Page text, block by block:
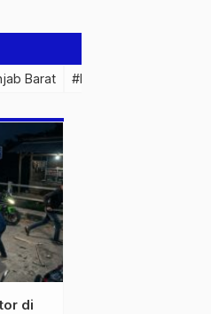
Barat #Pemprov Jambi
di